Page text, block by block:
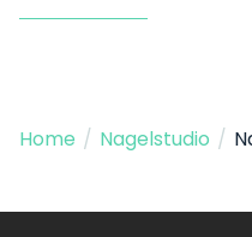
Home / Nagelstudio /